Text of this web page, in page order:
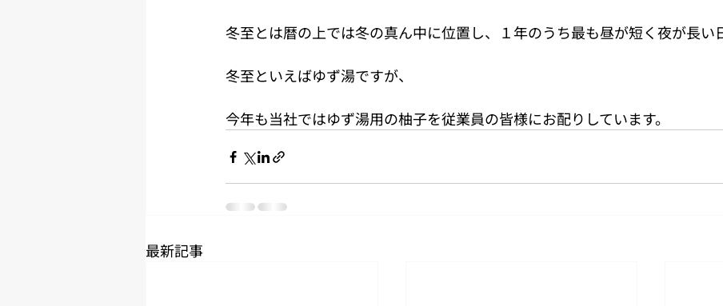
冬至とは暦の上では冬の真ん中に位置し、１年のうち最も昼が短く夜が長い
冬至といえばゆず湯ですが、
今年も当社ではゆず湯用の柚子を従業員の皆様にお配りしています。
最新記事